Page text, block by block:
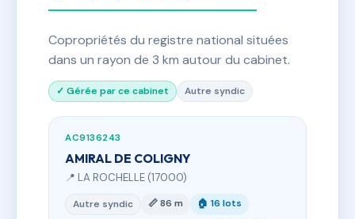
Copropriétés du registre national situées
dans un rayon de 3 km autour du cabinet.
✓ Gérée par ce cabinet Autre syndic
AC9136243
AMIRAL DE COLIGNY
📍 LA ROCHELLE (17000)
Autre syndic 📏 86 m 🏠 16 lots